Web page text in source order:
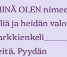
OLEN
ja heidän
Pyydän